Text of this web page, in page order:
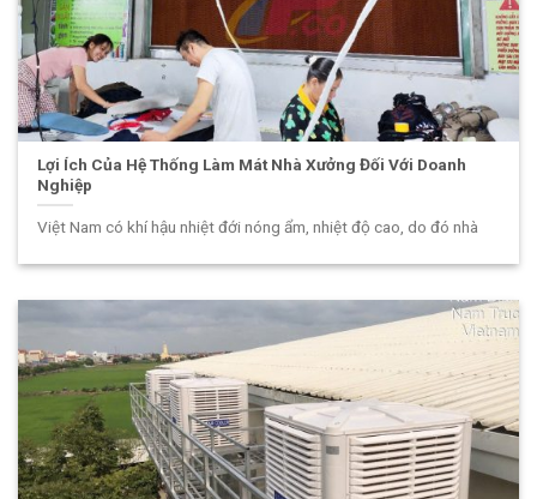
Lợi Ích Của Hệ Thống Làm Mát Nhà Xưởng Đối Với Doanh
Nghiệp
Việt Nam có khí hậu nhiệt đới nóng ẩm, nhiệt độ cao, do đó nhà